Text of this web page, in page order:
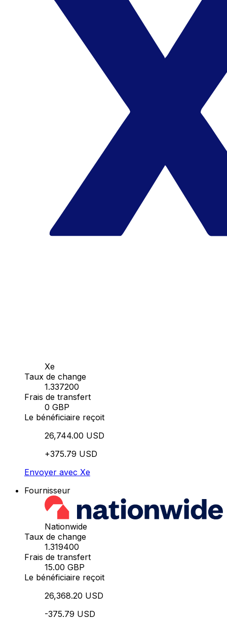
Xe
Taux de change
1.337200
Frais de transfert
0 GBP
Le bénéficiaire reçoit
26,744.00 USD
+375.79 USD
Envoyer avec Xe
Fournisseur
Nationwide
Taux de change
1.319400
Frais de transfert
15.00 GBP
Le bénéficiaire reçoit
26,368.20 USD
-375.79 USD